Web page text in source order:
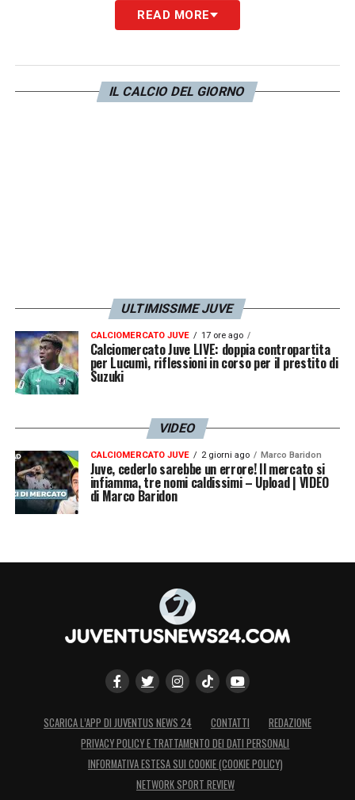
facendo segno di non essere stato toccato,
LA PLAYLIST DELLE NOSTRE TOP NEWS
READ MORE
IL CALCIO DEL GIORNO
ULTIMISSIME JUVE
CALCIOMERCATO JUVE 17 ore ago
Calciomercato Juve LIVE: doppia contropartita
per Lucumì, riflessioni in corso per il prestito di
Suzuki
VIDEO
CALCIOMERCATO JUVE 2 giorni ago Marco Baridon
Juve, cederlo sarebbe un errore! Il mercato si
infiamma, tre nomi caldissimi – Upload | VIDEO
di Marco Baridon
SCARICA L’APP DI JUVENTUS NEWS 24 CONTATTI
REDAZIONE
PRIVACY POLICY E TRATTAMENTO DEI DATI PERSONALI
INFORMATIVA ESTESA SUI COOKIE (COOKIE POLICY)
NETWORK SPORT REVIEW